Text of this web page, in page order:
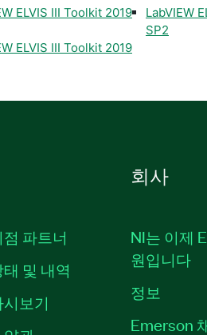
ELVIS III Toolkit 2019
ELVIS III Toolkit 2019
LabVIEW
SP2
파트너
및 내역
보기
회사
NI는 이제
원입니다
정보
Emerson